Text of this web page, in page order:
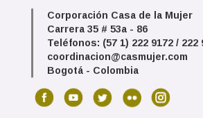
Corporación Casa de la Mujer
Carrera 35 # 53a - 86
Teléfonos: (57 1) 222 9172 / 222
coordinacion@casmujer.com
Bogotá - Colombia